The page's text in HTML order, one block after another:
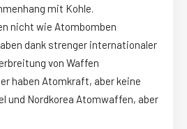
mit Kohle.
nicht wie Atombomben
dank strenger internationaler
von Waffen
haben Atomkraft, aber keine
und Nordkorea Atomwaffen, aber